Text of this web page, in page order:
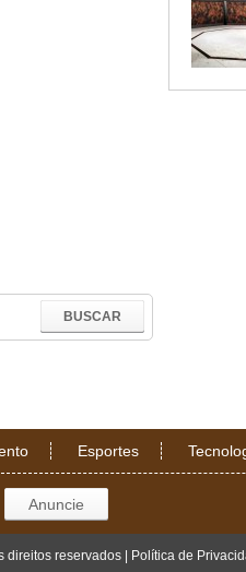
Esportes
Anuncie
reservados | Política de